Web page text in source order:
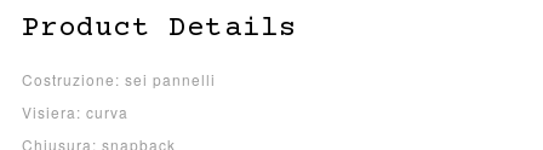
Product Details
Costruzione: sei pannelli
Visiera: curva
Chiusura: snapback